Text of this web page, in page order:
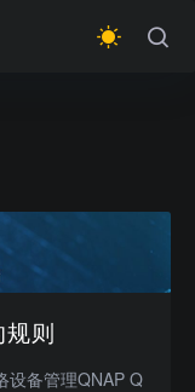
则
设备管理QNAP Q